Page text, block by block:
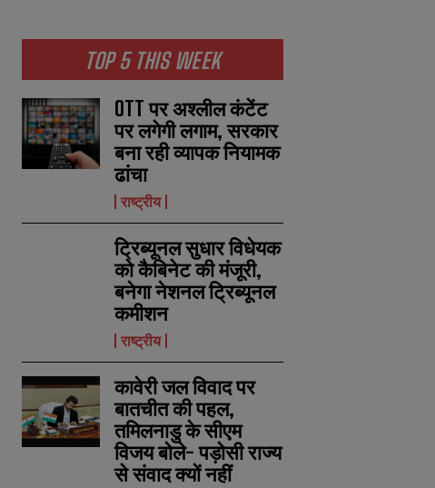
TOP 5 THIS WEEK
OTT पर अश्लील कंटेंट
पर लगेगी लगाम, सरकार
बना रही व्यापक नियामक
ढांचा
राष्ट्रीय
ट्रिब्यूनल सुधार विधेयक
को कैबिनेट की मंजूरी,
बनेगा नेशनल ट्रिब्यूनल
कमीशन
राष्ट्रीय
कावेरी जल विवाद पर
बातचीत की पहल,
तमिलनाडु के सीएम
विजय बोले- पड़ोसी राज्य
से संवाद क्यों नहीं